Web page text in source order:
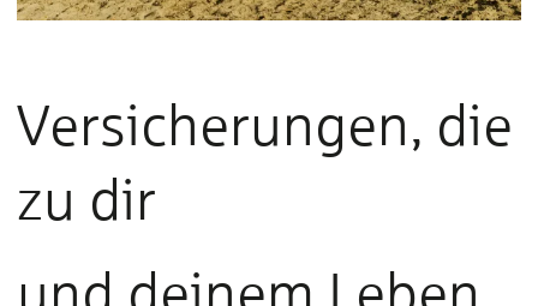
Versicherungen, die
zu dir
und deinem Leben